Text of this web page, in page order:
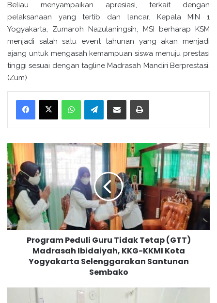
Beliau menyampaikan apresiasi, terkait dengan
pelaksanaan yang tertib dan lancar. Kepala MIN 1
Yogyakarta, Zumaroh Nazulaningsih, MSI berharap KSM
menjadi salah satu event tahunan yang akan menjadi
ajang untuk mengasah kemampuan siswa menuju prestasi
tinggi sesuai dengan tagline Madrasah Mandiri Berprestasi.
(Zum)
WhatsApp Telegram
P
r
o
g
r
a
m
P
e
Program Peduli Guru Tidak Tetap (GTT)
Madrasah Ibidaiyah, KKG-KKMI Kota
Yogyakarta Selenggarakan Santunan
Sembako